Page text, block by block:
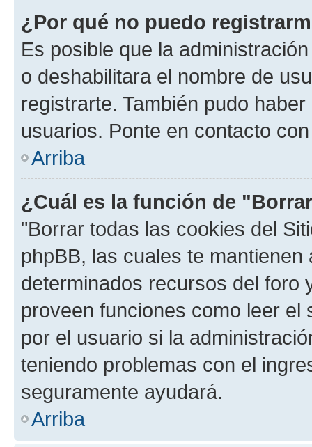
¿Por qué no puedo
Es posible que la
o deshabilitara el nombre de
registrarte. También pudo
usuarios. Ponte en contacto
Arriba
¿Cuál es la función de
"Borrar todas las cookies del
phpBB, las cuales te
determinados recursos del foro
proveen funciones como leer el
por el usuario si la
teniendo problemas con el
seguramente ayudará.
Arriba